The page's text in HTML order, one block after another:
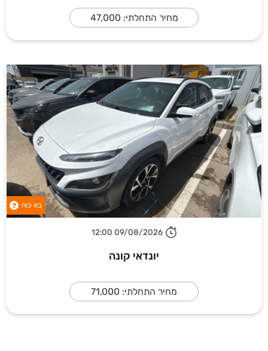
מחיר התחלתי: 47,000
בא כוח ?
09/08/2026 12:00
יונדאי קונה
מחיר התחלתי: 71,000